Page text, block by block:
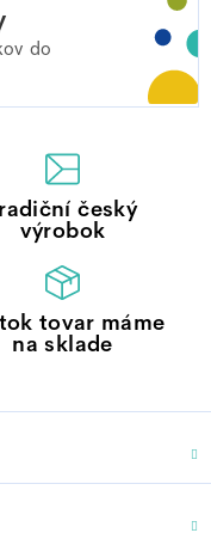
do
český
výrobok
tovar máme
na sklade